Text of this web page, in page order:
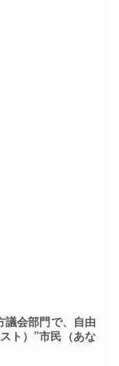
会部門で、自由
ト）”市民（あな